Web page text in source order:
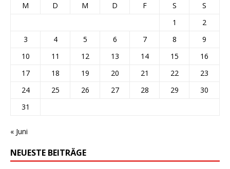
M D M D F S
S
1
2
3
4 5 6 7 8
9
10
11 12 13 14 15
16
17
18 19 20 21 22
23
24
25 26 27 28 29
30
31
« Juni
NEUESTE BEITRÄGE